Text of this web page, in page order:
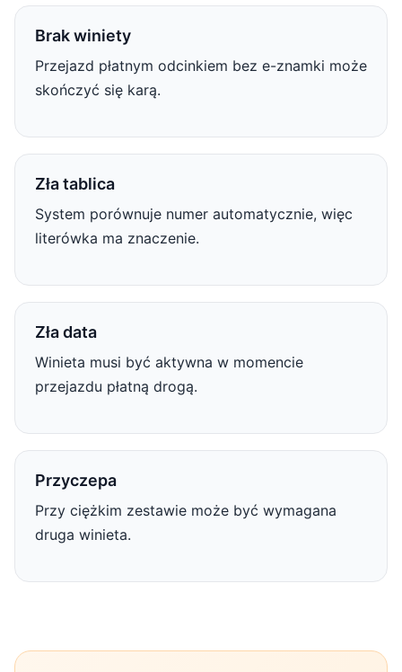
Brak winiety
Przejazd płatnym odcinkiem bez e-znamki może
skończyć się karą.
Zła tablica
System porównuje numer automatycznie, więc
literówka ma znaczenie.
Zła data
Winieta musi być aktywna w momencie
przejazdu płatną drogą.
Przyczepa
Przy ciężkim zestawie może być wymagana
druga winieta.